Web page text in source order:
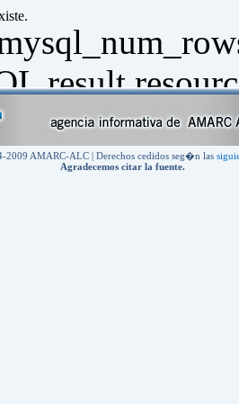
result
2009 AMARC-ALC | Derechos cedidos seg�n las
Agradecemos citar la fuente.